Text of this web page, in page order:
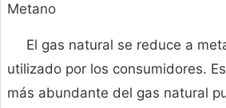
Metano
El gas natural se reduce a
utilizado por los consumidores.
más abundante del gas natural